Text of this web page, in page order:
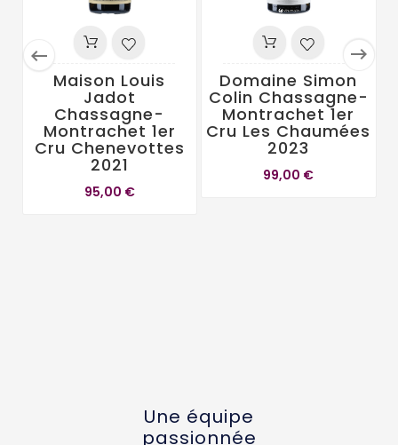
 
Maison Louis
Jadot
Chassagne-
Montrachet 1er
Cru Chenevottes
2021
95,00 €
Domaine Simon
Colin Chassagne-
Montrachet 1er
Cru Les Chaumées
2023
99,00 €
Une équipe
passionnée